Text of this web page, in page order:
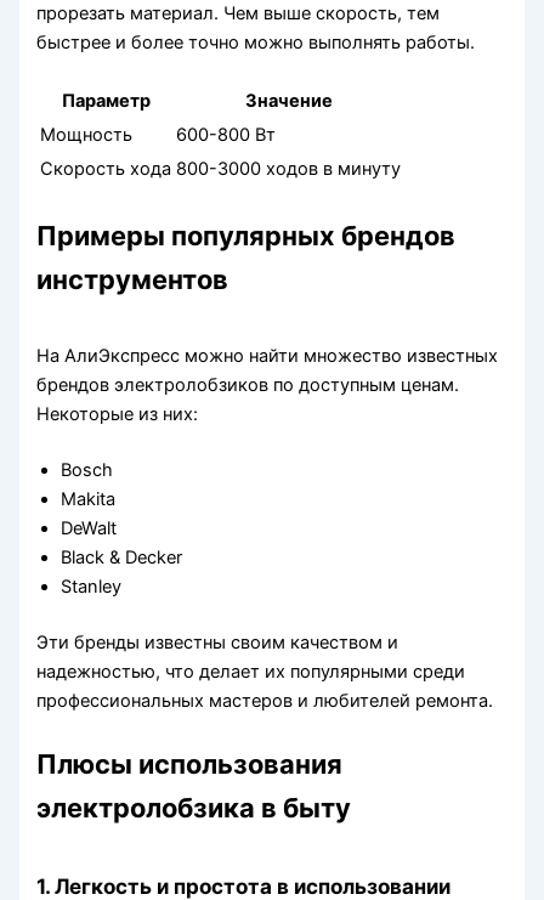
прорезать материал. Чем выше скорость, тем
быстрее и более точно можно выполнять работы.
Параметр
Значение
Мощность
600-800 Вт
Скорость хода 800-3000 ходов в минуту
Примеры популярных брендов
инструментов
На АлиЭкспресс можно найти множество известных
брендов электролобзиков по доступным ценам.
Некоторые из них:
Bosch
Makita
DeWalt
Black & Decker
Stanley
Эти бренды известны своим качеством и
надежностью, что делает их популярными среди
профессиональных мастеров и любителей ремонта.
Плюсы использования
электролобзика в быту
1. Легкость и простота в использовании